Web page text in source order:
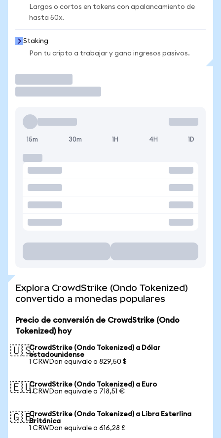
Largos o cortos en tokens con apalancamiento de
hasta 50x.
Staking
Pon tu cripto a trabajar y gana ingresos pasivos.
15m 30m 1H 4H 1D
Explora CrowdStrike (Ondo Tokenized)
convertido a monedas populares
Precio de conversión de CrowdStrike (Ondo
Tokenized) hoy
🇺🇸CrowdStrike (Ondo Tokenized) a Dólar
estadounidense
1 CRWDon equivale a 829,50 $
🇪🇺CrowdStrike (Ondo Tokenized) a Euro
1 CRWDon equivale a 718,51 €
🇬🇧CrowdStrike (Ondo Tokenized) a Libra Esterlina
Británica
1 CRWDon equivale a 616,28 £